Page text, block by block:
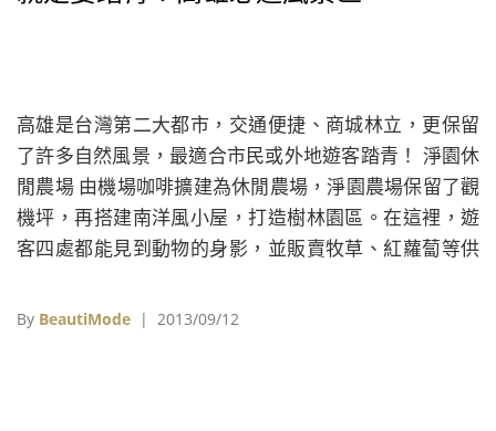
高雄是台灣第二大都市，交通便捷、商城林立，更保留
了許多自然風景，最適合市民或外地遊客踏青！ 淨園休
閒農場 由機場咖啡擴建為休閒農場，淨園農場保留了觀
機坪，再搭建南洋風小屋，打造樹林園區。在這裡，遊
客四處都能見到動物的身影，並販賣牧草、紅蘿蔔等供
外還有「旋轉真馬」讓人體驗騎馬的樂趣！ 地址：高雄
By BeautiMode | 2013/09/12